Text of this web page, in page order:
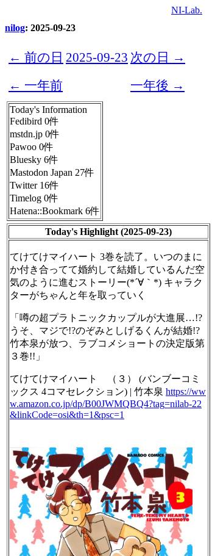
NI-Lab.
nilog: 2025-09-23
← 前の日 2025-09-23 次の日 →
← 一年前
一年後 →
Today's Information
Fedibird 0件
mstdn.jp 0件
Pawoo 0件
Bluesky 6件
Mastodon Japan 27件
Twitter 16件
Timelog 0件
Hatena::Bookmark 6件
Today's Highlight (2025-09-23)
てけてけマイハート 3巻を読了。いつのまに
か付き合ってて婚約して結婚しているんだ空
気のように進むストーリー(*´∀｀*) キャラク
ターがちゃんと年を取っていく
「噂の超プラトニックカップルが大進展…!?
うそ、マジで!?のぞみとしげるくんが結婚!?
竹本泉が放つ、ラブコメショートの決定版第
３巻!!」
てけてけマイハート （３） (バンブーコミ
ックス 4コマセレクション) | 竹本泉 https://ww
w.amazon.co.jp/dp/B00JWMQBQ4?tag=nilab-22
&linkCode=osi&th=1&psc=1